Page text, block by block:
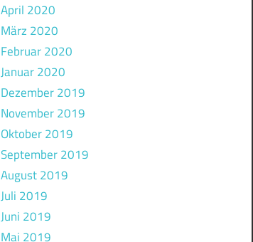
April 2020
März 2020
Februar 2020
Januar 2020
Dezember 2019
November 2019
Oktober 2019
September 2019
August 2019
Juli 2019
Juni 2019
Mai 2019